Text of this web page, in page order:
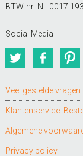
BTW-nr: NL 0017
Social Media
Twitter
Veel gestelde vragen
Klantenservice:
Algemene
Privacy policy